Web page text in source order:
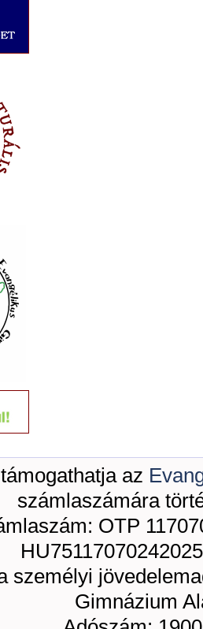
az
számlaszámára
OTP
személyi
Gimnázium